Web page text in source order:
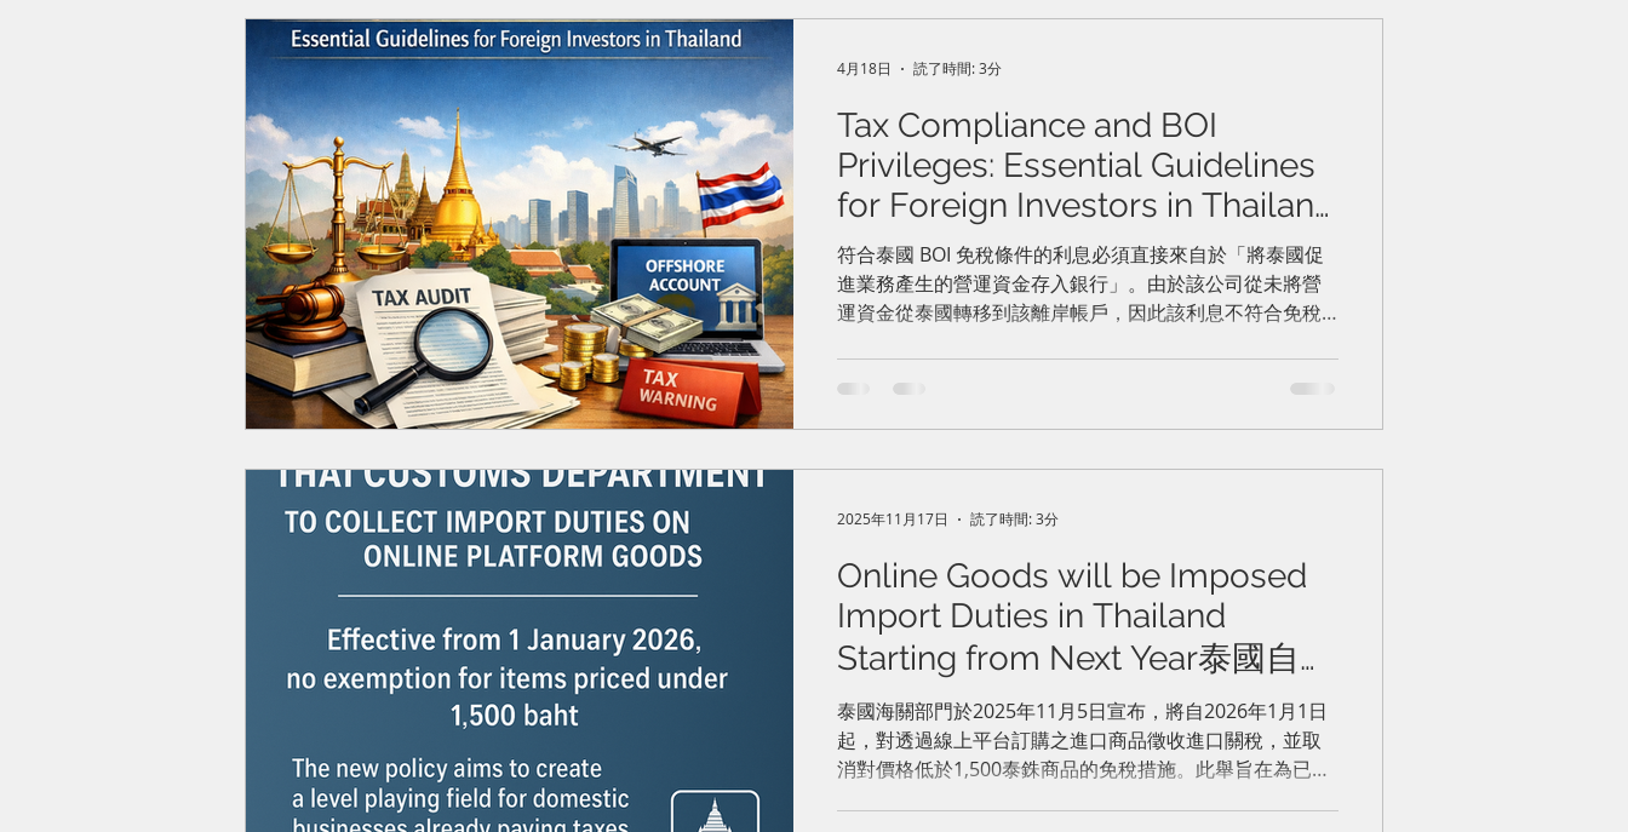
Tax Compliance and BOI
Privileges: Essential Guidelines
for Foreign Investors in Thailand
稅務合規與BOI投資優惠：泰國外
國投資者必備指南
符合泰國 BOI 免稅條件的利息必須直接來自於「將泰國促
進業務產生的營運資金存入銀行」。由於該公司從未將營
運資金從泰國轉移到該離岸帳戶，因此該利息不符合免稅
責任，並可能導致立即喪失稅收優惠。
4月18日 読了時間: 3分
Online Goods will be Imposed
Import Duties in Thailand
Starting from Next Year泰國自明
年起將對網購商品徵收進口關稅
泰國海關部門於2025年11月5日宣布，將自2026年1月1日
起，對透過線上平台訂購之進口商品徵收進口關稅，並取
消對價格低於1,500泰銖商品的免稅措施。此舉旨在為已依
2025年11月17日 読了時間: 3分